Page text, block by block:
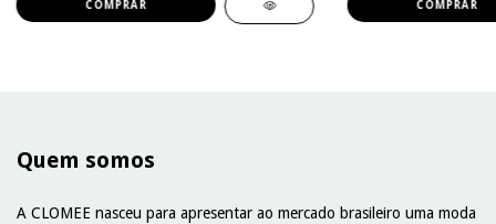
COMPRAR COMPRAR
Quem somos
A CLOMEE nasceu para apresentar ao mercado brasileiro uma moda